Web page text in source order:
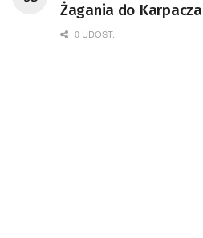
Żagania do Karpacza
0 UDOST.